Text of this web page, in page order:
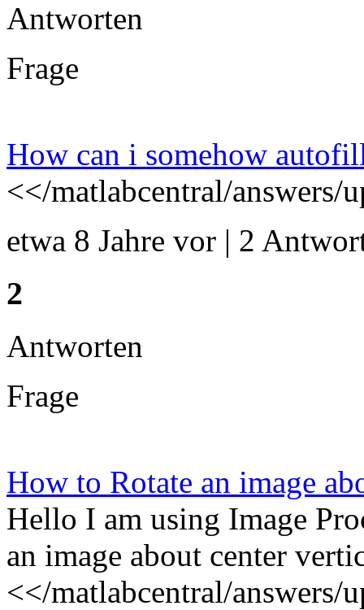
Antworten
Frage
How can i somehow
<</matlabcentral/
etwa 8 Jahre vor | 2
2
Antworten
Frage
How to Rotate an image
Hello I am using Image
an image about center
<</matlabcentral/answers/